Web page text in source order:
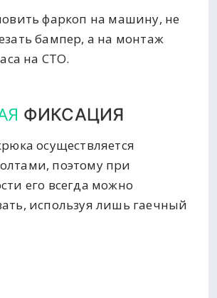
фаркоп на машину, не
бампер, а на монтаж
на СТО.
ФИКСАЦИЯ
осуществляется
поэтому при
его всегда можно
используя лишь гаечный